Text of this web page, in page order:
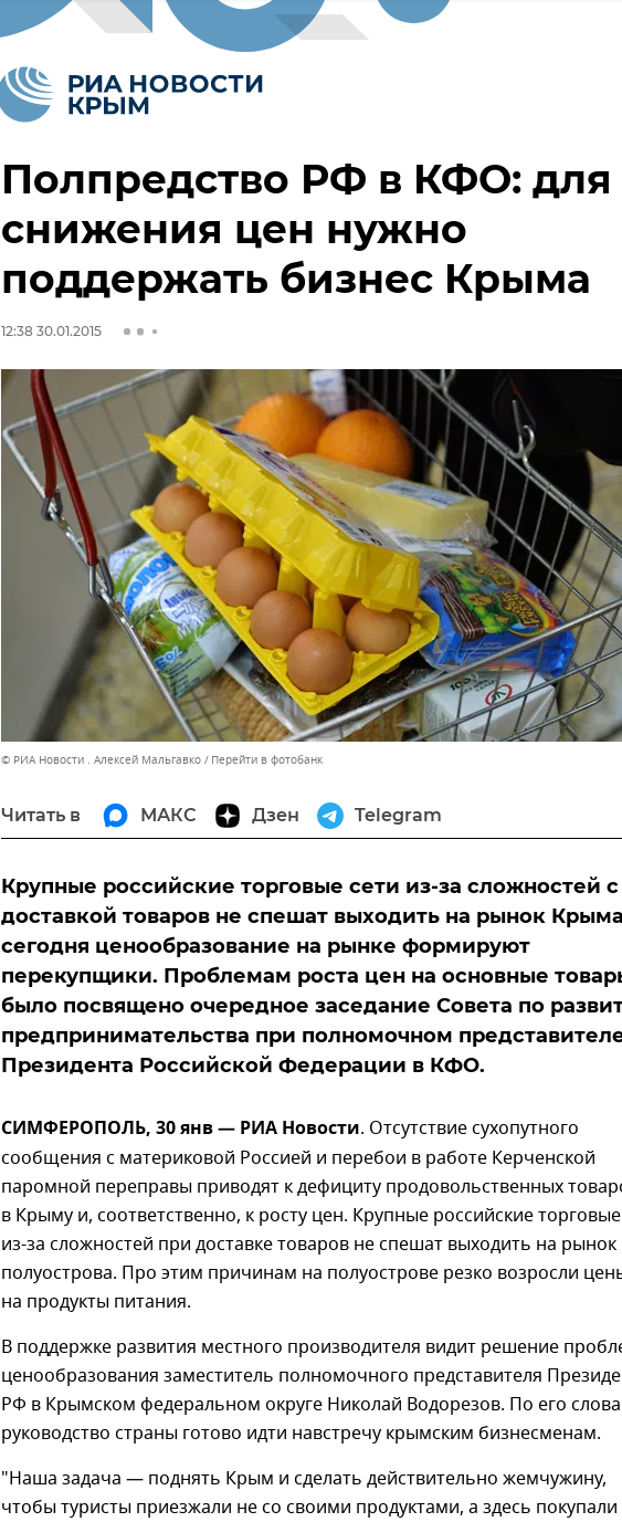
Полпредство РФ в КФО: для
снижения цен нужно
поддержать бизнес Крыма
12:38 30.01.2015
© РИА Новости . Алексей Мальгавко Перейти в фотобанк
Читать в МАКС Дзен Telegram
Крупные российские торговые сети из-за сложностей с
доставкой товаров не спешат выходить на рынок
сегодня ценообразование на рынке формируют
перекупщики. Проблемам роста цен на основные
было посвящено очередное заседание Совета по
предпринимательства при полномочном
Президента Российской Федерации в КФО.
СИМФЕРОПОЛЬ, 30 янв — РИА Новости. Отсутствие сухопутного
сообщения с материковой Россией и перебои в работе Керченской
паромной переправы приводят к дефициту продовольственных
в Крыму и, соответственно, к росту цен. Крупные российские
из-за сложностей при доставке товаров не спешат выходить на рынок
полуострова. Про этим причинам на полуострове резко возросли
на продукты питания.
В поддержке развития местного производителя видит решение
ценообразования заместитель полномочного представителя
РФ в Крымском федеральном округе Николай Водорезов. По его
руководство страны готово идти навстречу крымским бизнесменам.
"Наша задача — поднять Крым и сделать действительно жемчужину,
чтобы туристы приезжали не со своими продуктами, а здесь покупали